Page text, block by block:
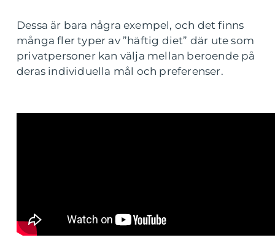
Dessa är bara några exempel, och det finns
många fler typer av ”häftig diet” där ute som
privatpersoner kan välja mellan beroende på
deras individuella mål och preferenser.